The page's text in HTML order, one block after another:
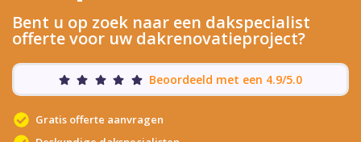
Bent u op zoek naar een dakspecialist
offerte voor uw dakrenovatieproject?
Beoordeeld met een 4.9/5.0
Gratis offerte aanvragen